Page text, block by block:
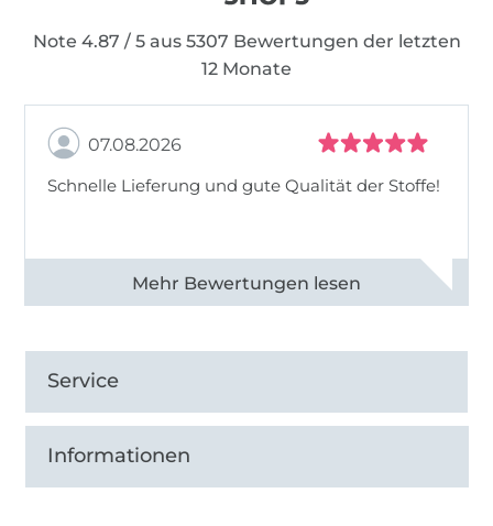
Note 4.87 / 5 aus 5307 Bewertungen der letzten
12 Monate
07.08.2026
Schnelle Lieferung und gute Qualität der Stoffe!
Alle 82968 Bewertungen ansehen
Service
Informationen